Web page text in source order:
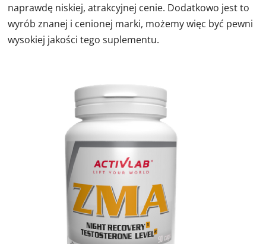
naprawdę niskiej, atrakcyjnej cenie. Dodatkowo jest to
wyrób znanej i cenionej marki, możemy więc być pewni
wysokiej jakości tego suplementu.